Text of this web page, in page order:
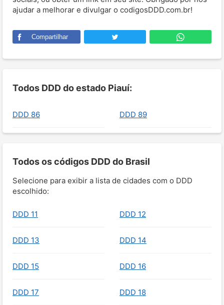
ajudar a melhorar e divulgar o codigosDDD.com.br!
Compartilhar
Todos DDD do estado Piauí:
DDD 86 DDD 89
Todos os códigos DDD do Brasil
Selecione para exibir a lista de cidades com o DDD
escolhido:
DDD 11 DDD 12
DDD 13 DDD 14
DDD 15 DDD 16
DDD 17 DDD 18